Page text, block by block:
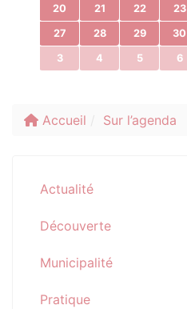
20 21 22 23
27 28 29 30
3 4 5 6
Accueil Sur l’agenda
Actualité
Découverte
Municipalité
Pratique